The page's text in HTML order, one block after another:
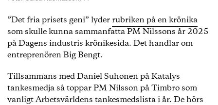
”Det fria prisets geni” lyder rubriken på en krönika
som skulle kunna sammanfatta PM Nilssons år 2025
på Dagens industris krönikesida. Det handlar om
entreprenören Big Bengt.
Tillsammans med Daniel Suhonen på Katalys
tankesmedja så toppar PM Nilsson på Timbro som
vanligt Arbetsvärldens tankesmedslista i år. De hörs